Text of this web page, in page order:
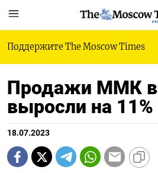
Поддержите The Moscow Times
Продажи ММК
выросли на
18.07.2023